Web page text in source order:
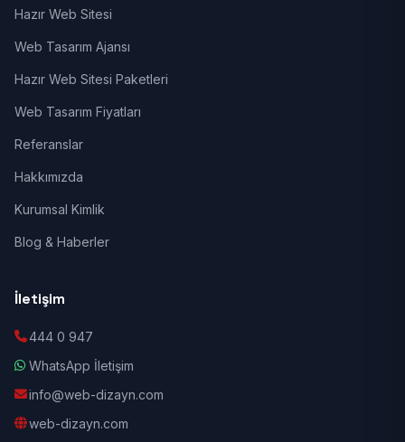
Hazır Web Sitesi
Web Tasarım Ajansı
Hazır Web Sitesi Paketleri
Web Tasarım Fiyatları
Referanslar
Hakkımızda
Kurumsal Kimlik
Blog & Haberler
İletişim
444 0 947
WhatsApp İletişim
info@web-dizayn.com
web-dizayn.com